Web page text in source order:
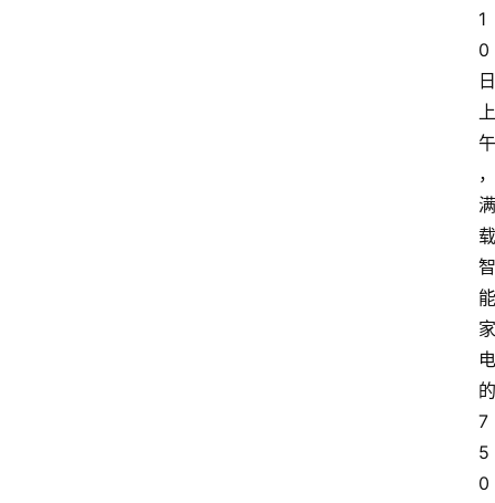
1
0
日
上
午
，
满
载
智
能
家
电
的
7
5
0